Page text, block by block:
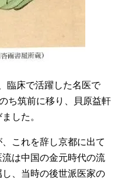
臨床で活躍した名医で
ち筑前に移り、貝原益軒
した。
これを辞し京都に出て
は中国の金元時代の流
、当時の後世派医家の